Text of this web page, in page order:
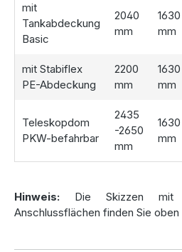
Premium
wird mit
(DN100) geliefert, die eine
ermöglichen. Ein
mit Kleintierschutzdas
schützt.
Zusätzlich gewährleistet ein
Sedimentablagerungen im Tank
wodurch die Wasserqualität
enthaltenenDrei-Wege-Ventil
Anschluss-Set mit flexiblen
die Verbindung aller
mit
Tankabdeckung
Basic
2040
mm
1630
mm
mit Stabiflex
PE-Abdeckung
2200
mm
1630
mm
Teleskopdom
PKW-befahrbar
2435
-2650
mm
1630
mm
Hinweis: Die Skizzen mit
Anschlussflächen finden Sie